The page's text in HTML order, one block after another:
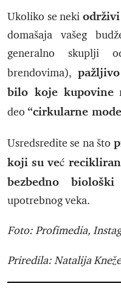
Ukoliko se neki
domašaja vašeg
generalno skuplji
brendovima),
bilo koje kupovine
deo “cirkularne
Usredsredite se na što
koji su već
bezbedno
upotrebnog veka.
Foto: Profimedia,
Priredila: Natalija